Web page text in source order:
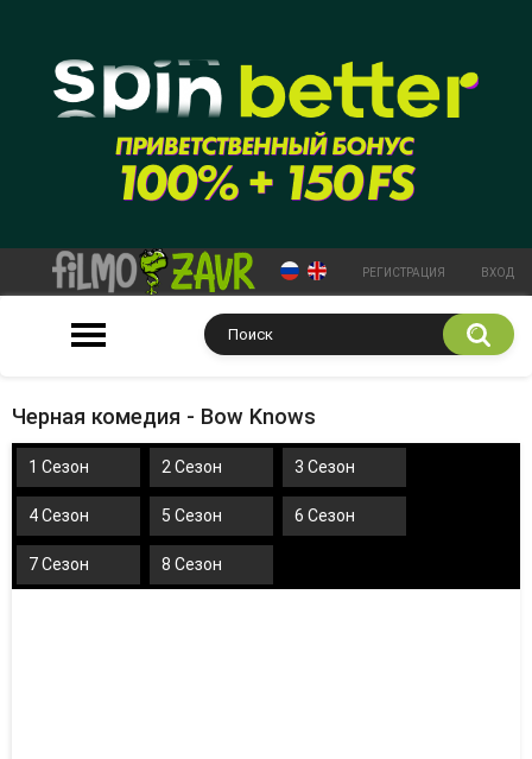
РЕГИСТРАЦИЯ ВХОД
Черная комедия - Bow Knows
1 Сезон 2 Сезон 3 Сезон
4 Сезон 5 Сезон 6 Сезон
7 Сезон 8 Сезон